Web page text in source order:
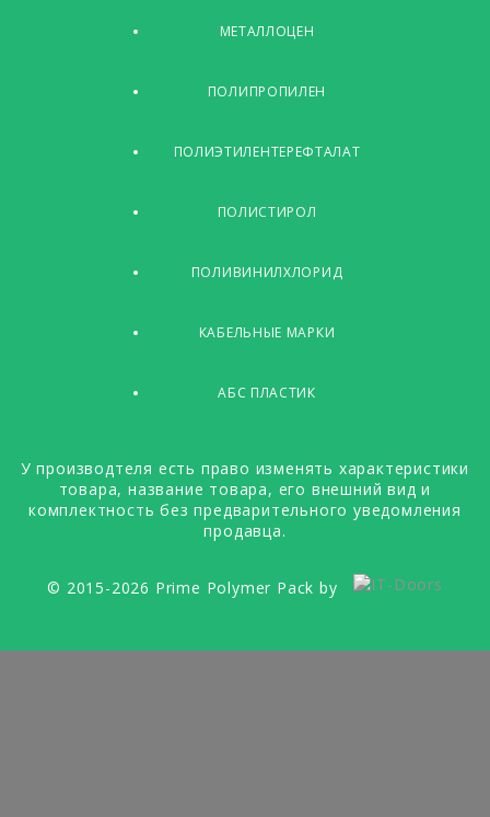
МЕТАЛЛОЦЕН
ПОЛИПРОПИЛЕН
ПОЛИЭТИЛЕНТЕРЕФТАЛАТ
ПОЛИСТИРОЛ
ПОЛИВИНИЛХЛОРИД
КАБЕЛЬНЫЕ МАРКИ
АБС ПЛАСТИК
У производтеля есть право изменять характеристики
товара, название товара, его внешний вид и
комплектность без предварительного уведомления
продавца.
© 2015-2026 Prime Polymer Pack by